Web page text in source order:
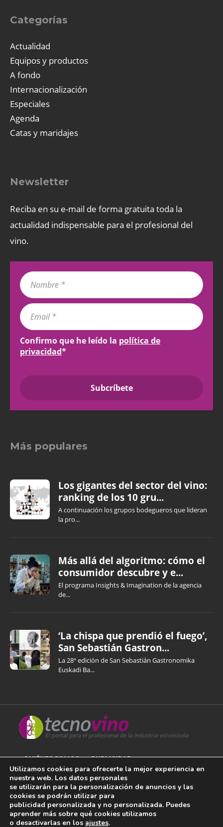
Categorías
Actualidad
Equipos y productos
A fondo
Internacionalización
Especiales
Agenda
Catas y maridajes
Newsletter
Reciba en su e-mail de forma gratuita toda la
actualidad indispensable para el profesional del
vino.
Confirmo que he leído la política de
privacidad*
Más populares
Los gigantes del sector del vino:
ranking de los 10 gru...
A continuación los grupos bodegueros que lideran
la pro...
Más allá del algoritmo: cómo el
consumidor descubre y e...
El programa Insights & Imagination de la agencia
de...
‘La chispa que prendió el fuego’,
San Sebastián Gastron...
La 28ª edición de San Sebastián Gastronomika
Euskadi Ba...
QUIÉNES SOMOS PUBLICIDAD
AVISO LEGAL
POLÍTICA DE COOKIES
POLÍTICA DE PRIVACIDAD
Utilizamos cookies para ofrecerte la mejor experiencia en
nuestra web. Los datos personales
se utilizarán para la personalización de anuncios y las
cookies se podrán utilizar para
publicidad personalizada y no personalizada. Puedes
aprender más sobre qué cookies utilizamos
o desactivarlas en los ajustes.